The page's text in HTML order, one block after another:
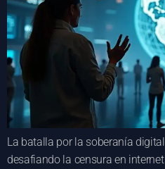
La batalla por la soberanía
desafiando la censura en